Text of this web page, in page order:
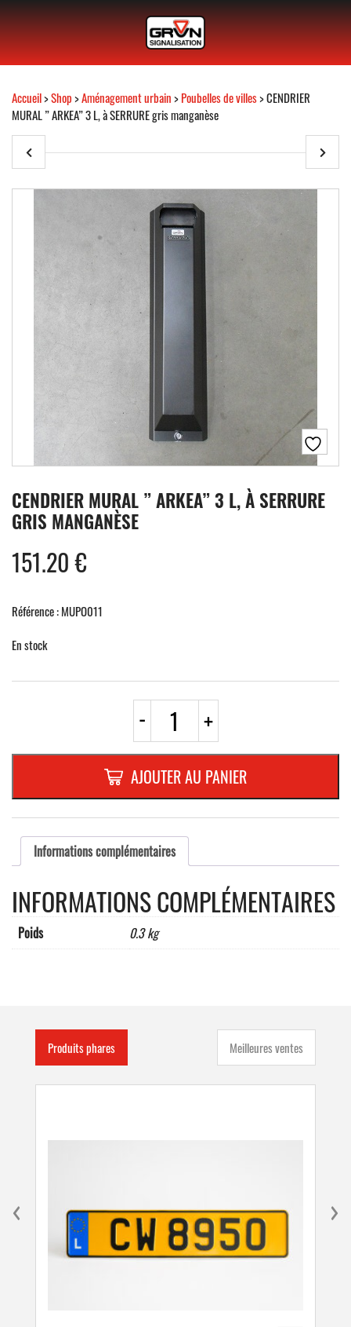
Accueil>Shop>Aménagement urbain>Poubelles de villes> CENDRIER
MURAL ” ARKEA” 3 L, à SERRURE gris manganèse
CENDRIER MURAL ” ARKEA” 3 L, À SERRURE
GRIS MANGANÈSE
151.20€
Référence : MUPO011
En stock
- quantité
CENDRIER
MURAL
"
ARKEA"
3
L,
à
SERRURE
+
AJOUTER AU PANIER
Informations complémentaires
INFORMATIONS COMPLÉMENTAIRES
Poids 0.3 kg
Produits phares Meilleures ventes